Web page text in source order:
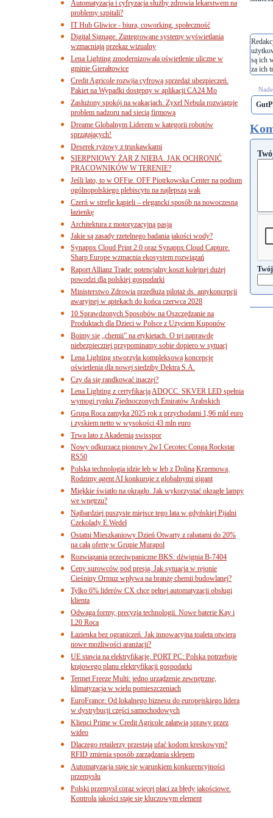
są ich
za ich
Automatyzacja i cyfryzacja służby zdrowia lekarstwem na
problemy szpitali?
IT Hub Gliwice - biura, coworking, społeczność
Digital Signage. Zintegrowane systemy wyświetlania
wzmacniają przekaz wizualny
Lena Lighting zmodernizowała oświetlenie uliczne w
gminie Gierałtowice
Credit Agricole rozwija cyfrową sprzedaż ubezpieczeń.
Pakiet na Wypadki dostępny w aplikacji CA24 Mo
Zasłużony spokój na wakacjach. Zyxel Nebula rozwiązuje
problem nadzoru nad siecią firmową
Dreame Globalnym Liderem w kategorii robotów
sprzątających!
Deserek ryżowy z truskawkami
SIERPNIOWY ŻAR Z NIEBA. JAK OCHRONIĆ
PRACOWNIKÓW W TERENIE?
Jeśli lato, to w OFFie. OFF Piotrkowska Center na podium
ogólnopolskiego plebiscytu na najlepszą wak
Czerń w strefie kąpieli – elegancki sposób na nowoczesną
łazienkę
Architektura z motoryzacyjną pasją
Jakie są zasady rzetelnego badania jakości wody?
Synappx Cloud Print 2.0 oraz Synappx Cloud Capture.
Sharp Europe wzmacnia ekosystem rozwiązań
Raport Allianz Trade: potencjalny koszt kolejnej dużej
powodzi dla polskiej gospodarki
Ministerstwo Zdrowia przedłuża pilotaż ds. antykoncepcji
awaryjnej w aptekach do końca czerwca 2028
10 Sprawdzonych Sposobów na Oszczędzanie na
Produktach dla Dzieci w Polsce z Użyciem Kuponów
Boimy się „chemii” na etykietach. O tej naprawdę
niebezpiecznej przypominamy sobie dopiero w sytuacj
Lena Lighting stworzyła kompleksową koncepcję
oświetlenia dla nowej siedziby Dektra S.A.
Czy da się randkować inaczej?
Lena Lighting z certyfikacją ADQCC. SKVER LED spełnia
wymogi rynku Zjednoczonych Emiratów Arabskich
Grupa Roca zamyka 2025 rok z przychodami 1,96 mld euro
i zyskiem netto w wysokości 43 mln euro
Trwa lato z Akademią swisspor
Nowy odkurzacz pionowy 2w1 Cecotec Conga Rockstar
RS50
Polska technologia idzie łeb w łeb z Doliną Krzemową.
Rodzimy agent AI konkuruje z globalnymi gigant
Miękkie światło na okrągło. Jak wykorzystać okrągłe lampy
we wnętrzu?
Najbardziej puszyste miejsce tego lata w gdyńskiej Pijalni
Czekolady E.Wedel
Ostatni Mieszkaniowy Dzień Otwarty z rabatami do 20%
na całą ofertę w Grupie Murapol
Rozwiązania przeciwpaniczne BKS: dźwignia B-7404
Ceny surowców pod presją. Jak sytuacja w rejonie
Cieśniny Ormuz wpływa na branżę chemii budowlanej?
Tylko 6% liderów CX chce pełnej automatyzacji obsługi
klienta
Odwaga formy, precyzja technologii. Nowe baterie Kay i
L20 Roca
Łazienka bez ograniczeń. Jak innowacyjna toaleta otwiera
nowe możliwości aranżacji?
UE stawia na elektryfikację. PORT PC: Polska potrzebuje
krajowego planu elektryfikacji gospodarki
Termet Freeze Multi: jedno urządzenie zewnętrzne,
klimatyzacja w wielu pomieszczeniach
EuroFrance: Od lokalnego biznesu do europejskiego lidera
w dystrybucji części samochodowych
Klienci Prime w Credit Agricole załatwią sprawy przez
wideo
Dlaczego retailerzy przestają ufać kodom kreskowym?
RFID zmienia sposób zarządzania sklepem
Automatyzacja staje się warunkiem konkurencyjności
przemysłu
Polski przemysł coraz więcej płaci za błędy jakościowe.
Kontrola jakości staje się kluczowym element